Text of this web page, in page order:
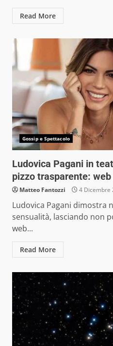
Read More
Gossip e Spettacolo
Ludovica Pagani in
pizzo trasparente:
Matteo Fantozzi 4 Dicembre
Ludovica Pagani dimostra
sensualità, lasciando non
web...
Read More